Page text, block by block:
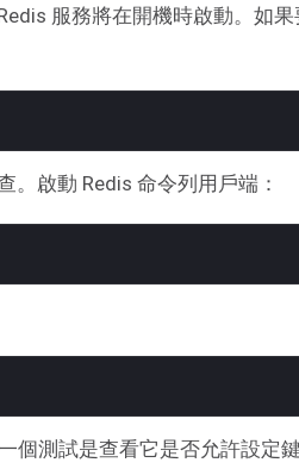
服務將在開機時啟動。如
。啟動 Redis 命令列用戶端：
個測試是查看它是否允許設定